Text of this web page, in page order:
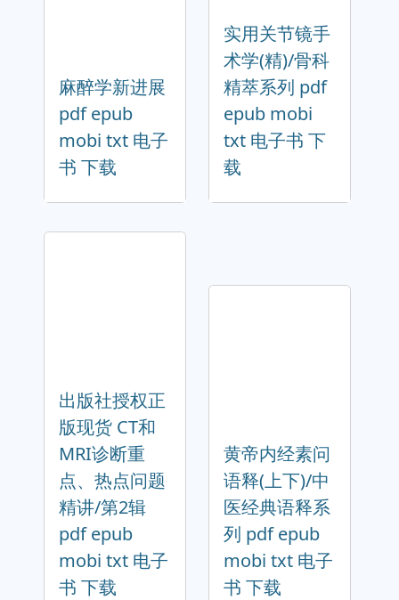
麻醉学新进展
pdf epub
mobi txt 电子
书 下载
实用关节镜手
术学(精)/骨科
精萃系列 pdf
epub mobi
txt 电子书 下
载
出版社授权正
版现货 CT和
MRI诊断重
点、热点问题
精讲/第2辑
pdf epub
mobi txt 电子
书 下载
黄帝内经素问
语释(上下)/中
医经典语释系
列 pdf epub
mobi txt 电子
书 下载